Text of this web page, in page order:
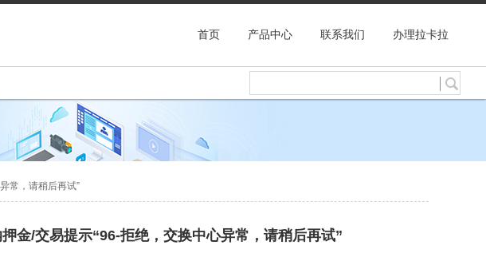
首页 产品中心 联系我们 办理拉卡拉
常，请稍后再试”
金/交易提示“96-拒绝，交换中心异常，请稍后再试”